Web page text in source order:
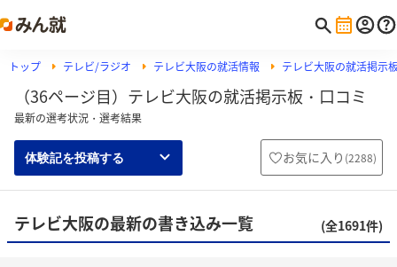
トップ テレビ/ラジオ テレビ大阪の就活情報 テレビ大阪の就活掲示
（36ページ目）テレビ大阪の就活掲示板・口コミ
最新の選考状況・選考結果
体験記を投稿する お気に入り (2288)
テレビ大阪の最新の書き込み一覧 (全1691件)